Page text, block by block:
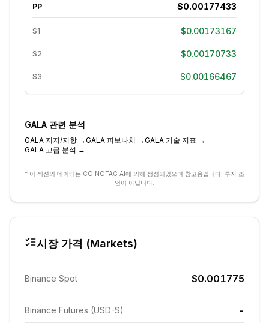
PP $0.00177433
S1 $0.00173167
S2 $0.00170733
S3 $0.00166467
GALA 관련 분석
GALA 지지/저항 →GALA 피보나치 →GALA 기술 지표 →
GALA 고급 분석 →
* 이 섹션의 데이터는 COINOTAG AI에 의해 생성되었으며 참고용입니다. 투자 조
언이 아닙니다.
시장 가격 (Markets)
Binance Spot $0.001775
Binance Futures (USD-S) -